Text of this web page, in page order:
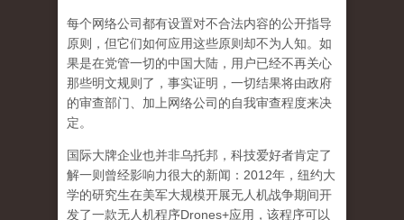
每个网络公司都有设置对不合法内容的公开指导
原则，但它们如何应用这些原则却不为人知。如
果是在党管一切的中国大陆，用户已经不再关心
那些明文规则了，事实证明， 一切结果将由政府
的审查部门、加上网络公司的自我审查程度来决
定。
国际大牌企业也并非乌托邦，科技爱好者肯定了
解一则曾经影响力很大的新闻： 2012年，纽约大
学的研究生在美军大规模开展无人机战争期间开
发了一款无人机程序Drones+应用，该程序可以